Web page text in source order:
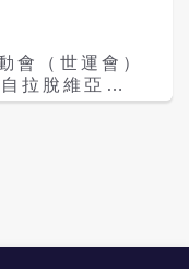
會（世運會）
拉脫維亞
交媒體焦點。
材與從容氣
判」「法拉利